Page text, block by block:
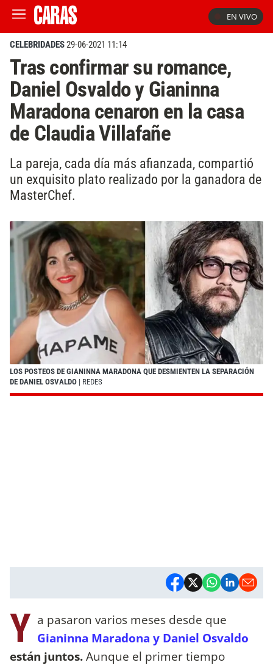
EN VIVO
CELEBRIDADES29-06-2021 11:14
Tras confirmar su romance,
Daniel Osvaldo y Gianinna
Maradona cenaron en la casa
de Claudia Villafañe
La pareja, cada día más afianzada, compartió
un exquisito plato realizado por la ganadora de
MasterChef.
LOS POSTEOS DE GIANINNA MARADONA QUE DESMIENTEN LA SEPARACIÓN
DE DANIEL OSVALDO | REDES
Y a pasaron varios meses desde que
Gianinna Maradona y Daniel Osvaldo
están juntos.Aunque el primer tiempo